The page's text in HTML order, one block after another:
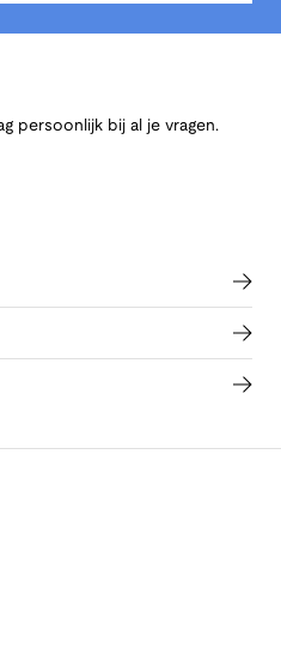
persoonlijk bij al je vragen.